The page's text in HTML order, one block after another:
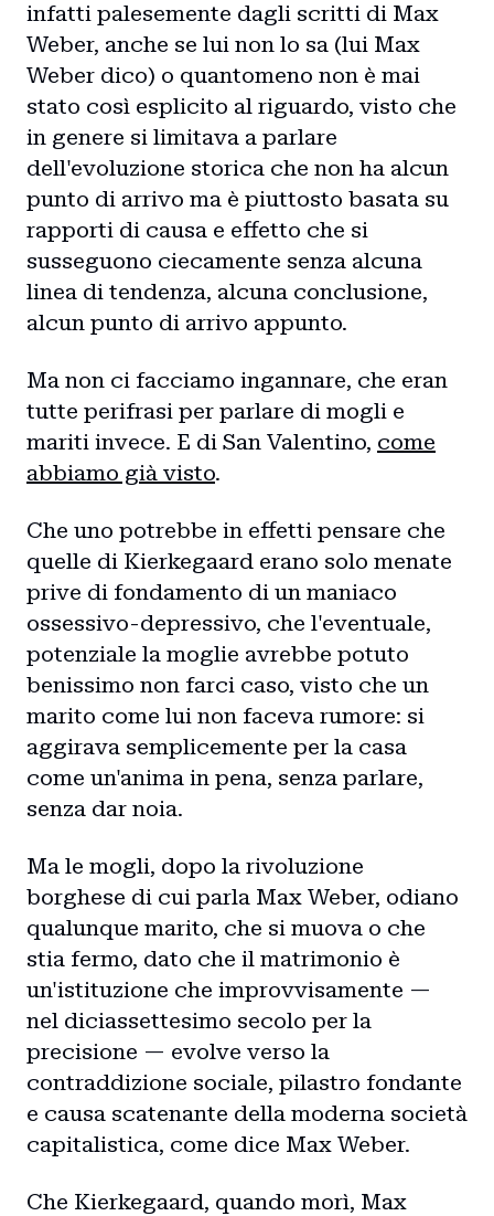
infatti palesemente dagli scritti di Max
Weber, anche se lui non lo sa (lui Max
Weber dico) o quantomeno non è mai
stato così esplicito al riguardo, visto che
in genere si limitava a parlare
dell'evoluzione storica che non ha alcun
punto di arrivo ma è piuttosto basata su
rapporti di causa e effetto che si
susseguono ciecamente senza alcuna
linea di tendenza, alcuna conclusione,
alcun punto di arrivo appunto.
Ma non ci facciamo ingannare, che eran
tutte perifrasi per parlare di mogli e
mariti invece. E di San Valentino, come
abbiamo già visto.
Che uno potrebbe in effetti pensare che
quelle di Kierkegaard erano solo menate
prive di fondamento di un maniaco
ossessivo-depressivo, che l'eventuale,
potenziale la moglie avrebbe potuto
benissimo non farci caso, visto che un
marito come lui non faceva rumore: si
aggirava semplicemente per la casa
come un'anima in pena, senza parlare,
senza dar noia.
Ma le mogli, dopo la rivoluzione
borghese di cui parla Max Weber, odiano
qualunque marito, che si muova o che
stia fermo, dato che il matrimonio è
un'istituzione che improvvisamente —
nel diciassettesimo secolo per la
precisione — evolve verso la
contraddizione sociale, pilastro fondante
e causa scatenante della moderna società
capitalistica, come dice Max Weber.
Che Kierkegaard, quando morì, Max